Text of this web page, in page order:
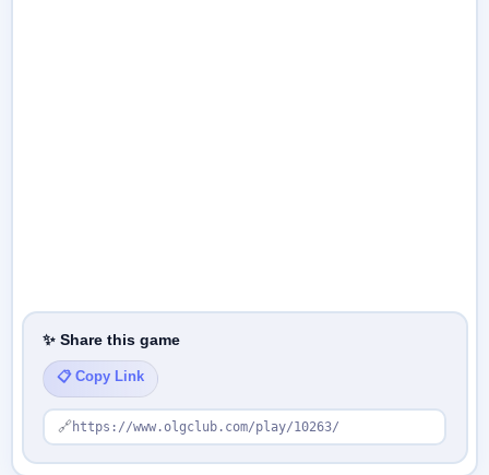
✨ Share this game
📋 Copy Link
🔗 https://www.olgclub.com/play/10263/